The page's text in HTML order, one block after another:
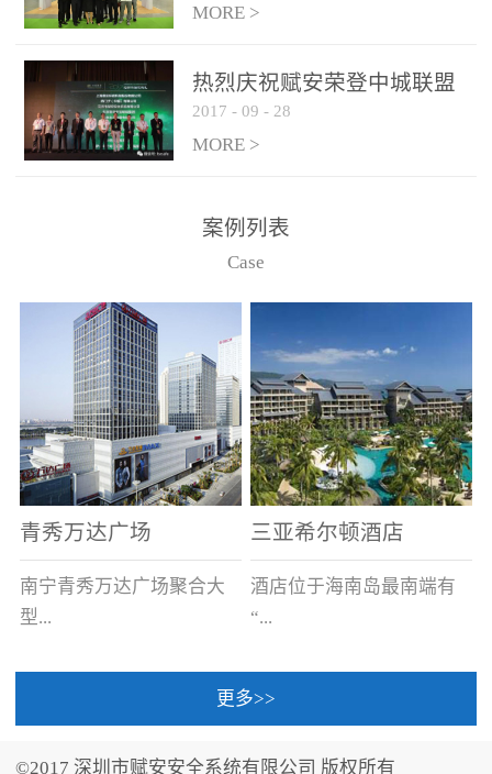
成示意图： 图像型火灾
和监控端两大部分组成。
两者之间通过以太网相
联，一台监控主机最多可
从监控主机上获取，最多
只能接6台，超过的需从现
MORE >
热烈庆祝赋安荣登中城联盟
联合采购战略合作平台
2017 - 09 - 28
MORE >
案例列表
Case
青秀万达广场
南宁青秀万达广场聚合大
型...
三亚希尔顿酒店
酒店位于海南岛最南端有
“...
中国的海岛天堂”之美称的
更多>>
©2017 深圳市赋安安全系统有限公司 版权所有